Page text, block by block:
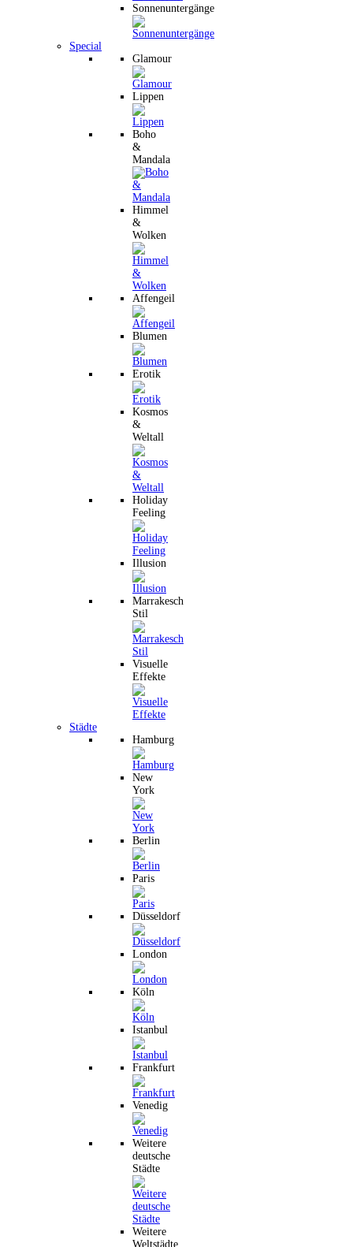
Sonnenuntergänge
Special
Glamour
Lippen
Boho
&
Mandala
Himmel
&
Wolken
Affengeil
Blumen
Erotik
Kosmos
&
Weltall
Holiday
Feeling
Illusion
Marrakesch
Stil
Visuelle
Effekte
Städte
Hamburg
New
York
Berlin
Paris
Düsseldorf
London
Köln
Istanbul
Frankfurt
Venedig
Weitere
deutsche
Städte
Weitere
Weltstädte